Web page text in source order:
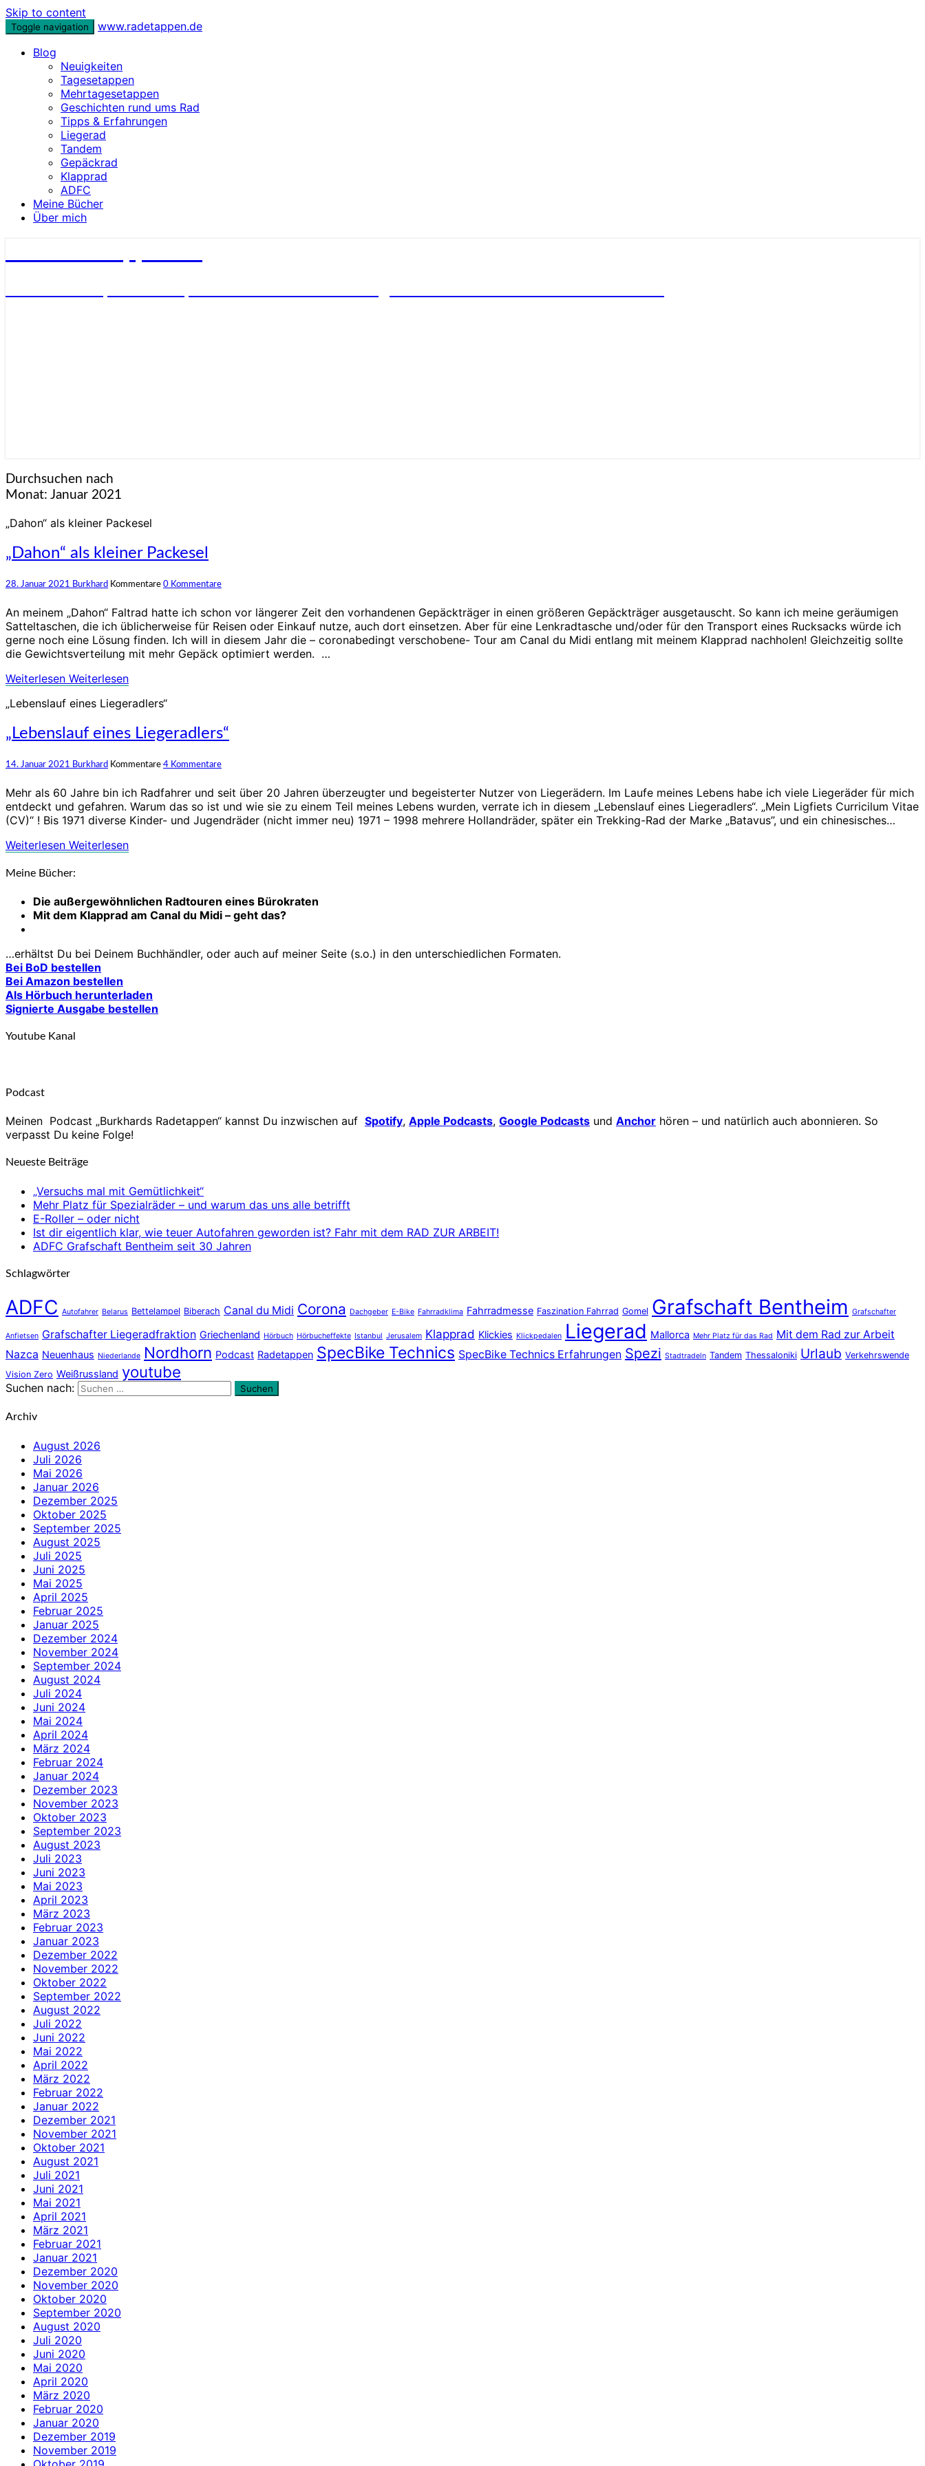
Skip to content
Toggle navigation
www.radetappen.de
Blog
Neuigkeiten
Tagesetappen
Mehrtagesetappen
Geschichten rund ums Rad
Tipps & Erfahrungen
Liegerad
Tandem
Gepäckrad
Klapprad
ADFC
Meine Bücher
Über mich
Durchsuchen nach
Monat: Januar 2021
„Dahon“ als kleiner Packesel
„Dahon“ als kleiner Packesel
28. Januar 2021 Burkhard Kommentare 0 Kommentare
An meinem „Dahon“ Faltrad hatte ich schon vor längerer Zeit den vorhandenen Gepäckträger in einen größeren Gepäckträger ausgetauscht. So kann ich meine geräumigen
Satteltaschen, die ich üblicherweise für Reisen oder Einkauf nutze, auch dort einsetzen. Aber für eine Lenkradtasche und/oder für den Transport eines Rucksacks würde ich
gerne noch eine Lösung finden. Ich will in diesem Jahr die – coronabedingt verschobene- Tour am Canal du Midi entlang mit meinem Klapprad nachholen! Gleichzeitig sollte
die Gewichtsverteilung mit mehr Gepäck optimiert werden. …
Weiterlesen Weiterlesen
„Lebenslauf eines Liegeradlers“
„Lebenslauf eines Liegeradlers“
14. Januar 2021 Burkhard Kommentare 4 Kommentare
Mehr als 60 Jahre bin ich Radfahrer und seit über 20 Jahren überzeugter und begeisterter Nutzer von Liegerädern. Im Laufe meines Lebens habe ich viele Liegeräder für mich
entdeckt und gefahren. Warum das so ist und wie sie zu einem Teil meines Lebens wurden, verrate ich in diesem „Lebenslauf eines Liegeradlers“. „Mein Ligfiets Curricilum Vitae
(CV)“ ! Bis 1971 diverse Kinder- und Jugendräder (nicht immer neu) 1971 – 1998 mehrere Hollandräder, später ein Trekking-Rad der Marke „Batavus”, und ein chinesisches…
Weiterlesen Weiterlesen
Meine Bücher:
Die außergewöhnlichen Radtouren eines Bürokraten
Mit dem Klapprad am Canal du Midi – geht das?
…erhältst Du bei Deinem Buchhändler, oder auch auf meiner Seite (s.o.) in den unterschiedlichen Formaten.
Bei BoD bestellen
Bei Amazon bestellen
Als Hörbuch herunterladen
Signierte Ausgabe bestellen
Youtube Kanal
Podcast
Meinen Podcast „Burkhards Radetappen“ kannst Du inzwischen auf Spotify, Apple Podcasts, Google Podcasts und Anchor hören – und natürlich auch abonnieren. So
verpasst Du keine Folge!
Neueste Beiträge
„Versuchs mal mit Gemütlichkeit“
Mehr Platz für Spezialräder – und warum das uns alle betrifft
E-Roller – oder nicht
Ist dir eigentlich klar, wie teuer Autofahren geworden ist? Fahr mit dem RAD ZUR ARBEIT!
ADFC Grafschaft Bentheim seit 30 Jahren
Schlagwörter
ADFC Autofahrer Belarus Bettelampel Biberach Canal du Midi Corona Dachgeber E-Bike Fahrradklima Fahrradmesse Faszination Fahrrad Gomel Grafschaft Bentheim Grafschafter
Anfietsen Grafschafter Liegeradfraktion Griechenland Hörbuch Hörbucheffekte Istanbul Jerusalem Klapprad Klickies Klickpedalen Liegerad Mallorca Mehr Platz für das Rad Mit dem Rad zur Arbeit
Nazca Neuenhaus Niederlande Nordhorn Podcast Radetappen SpecBike Technics SpecBike Technics Erfahrungen Spezi Stadtradeln Tandem Thessaloniki Urlaub Verkehrswende
Vision Zero Weißrussland youtube
Suchen nach: Suchen
Archiv
August 2026
Juli 2026
Mai 2026
Januar 2026
Dezember 2025
Oktober 2025
September 2025
August 2025
Juli 2025
Juni 2025
Mai 2025
April 2025
Februar 2025
Januar 2025
Dezember 2024
November 2024
September 2024
August 2024
Juli 2024
Juni 2024
Mai 2024
April 2024
März 2024
Februar 2024
Januar 2024
Dezember 2023
November 2023
Oktober 2023
September 2023
August 2023
Juli 2023
Juni 2023
Mai 2023
April 2023
März 2023
Februar 2023
Januar 2023
Dezember 2022
November 2022
Oktober 2022
September 2022
August 2022
Juli 2022
Juni 2022
Mai 2022
April 2022
März 2022
Februar 2022
Januar 2022
Dezember 2021
November 2021
Oktober 2021
August 2021
Juli 2021
Juni 2021
Mai 2021
April 2021
März 2021
Februar 2021
Januar 2021
Dezember 2020
November 2020
Oktober 2020
September 2020
August 2020
Juli 2020
Juni 2020
Mai 2020
April 2020
März 2020
Februar 2020
Januar 2020
Dezember 2019
November 2019